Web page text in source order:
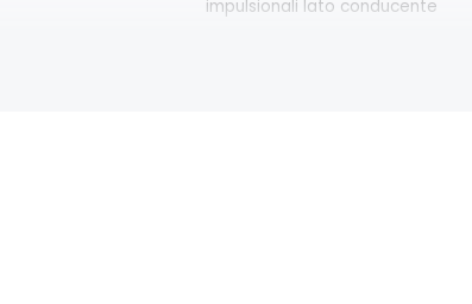
impulsionali lato conducente